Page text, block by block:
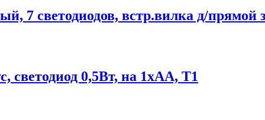
светодиодов, встр.вилка д/прямой
0,5Вт, на 1хАА, Т1